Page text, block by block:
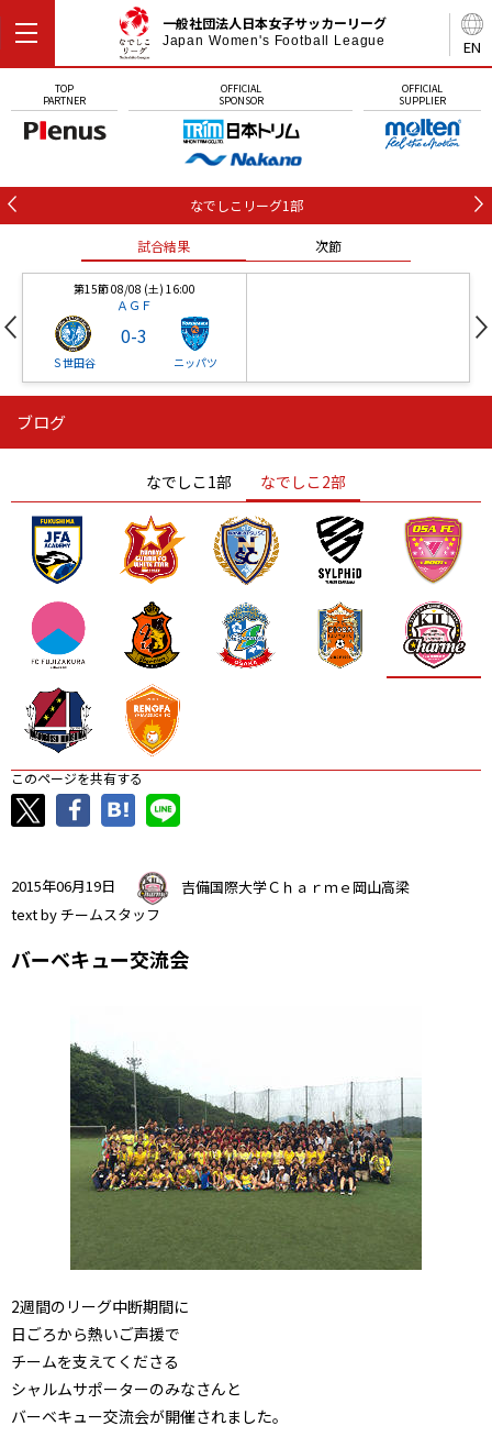
EN
一般社団法人日本女子サッカーリーグ
Japan Women's Football League
TOP
PARTNER
OFFICIAL
SPONSOR
OFFICIAL
SUPPLIER
なでしこリーグ1部
試合結果 次節
第15節 08/08 (土) 16:00
ＡＧＦ
Ｓ世田谷
0-3
ニッパツ
ニッパツ
ニッパツ 名古屋
石人の星
静岡 愛媛Ｌ
ブログ
なでしこ1部 なでしこ2部
このページを共有する
2015年06月19日
吉備国際大学Ｃｈａｒｍｅ岡山高梁
text by チームスタッフ
バーベキュー交流会
2週間のリーグ中断期間に
日ごろから熱いご声援で
チームを支えてくださる
シャルムサポーターのみなさんと
バーベキュー交流会が開催されました。